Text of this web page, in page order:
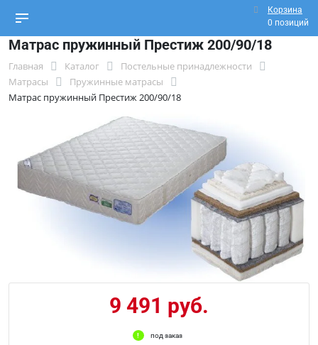
Корзина
0 позиций
Матрас пружинный Престиж 200/90/18
Главная Каталог
Постельные принадлежности
Матрасы
Пружинные матрасы
Матрас пружинный Престиж 200/90/18
9 491 руб.
под заказ